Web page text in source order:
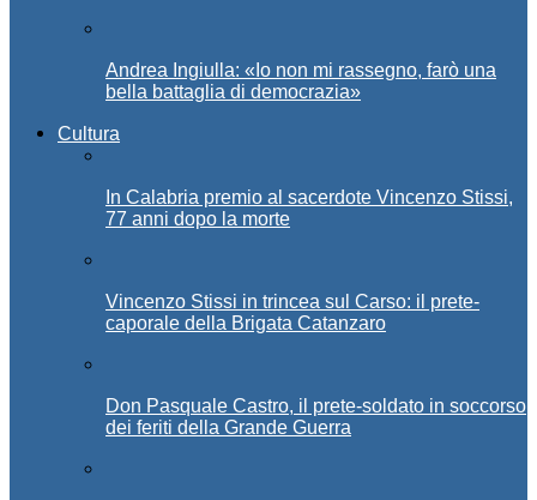
Andrea Ingiulla: «Io non mi rassegno, farò una
bella battaglia di democrazia»
Cultura
In Calabria premio al sacerdote Vincenzo Stissi,
77 anni dopo la morte
Vincenzo Stissi in trincea sul Carso: il prete-
caporale della Brigata Catanzaro
Don Pasquale Castro, il prete-soldato in soccorso
dei feriti della Grande Guerra